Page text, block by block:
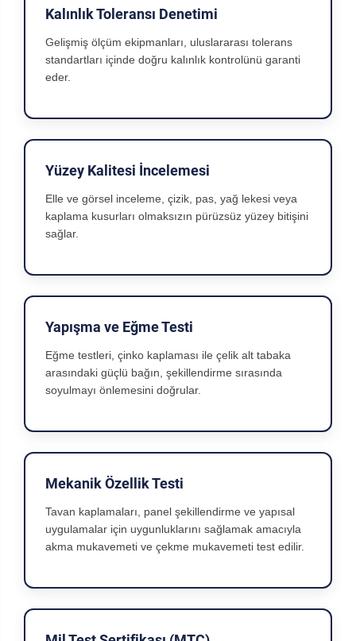
Kalınlık Toleransı Denetimi
Gelişmiş ölçüm ekipmanları, uluslararası tolerans
standartları içinde doğru kalınlık kontrolünü garanti
eder.
Yüzey Kalitesi İncelemesi
Elle ve görsel inceleme, çizik, pas, yağ lekesi veya
kaplama kusurları olmaksızın pürüzsüz yüzey bitişini
sağlar.
Yapışma ve Eğme Testi
Eğme testleri, çinko kaplaması ile çelik alt tabaka
arasındaki güçlü bağın, şekillendirme sırasında
soyulmayı önlemesini doğrular.
Mekanik Özellik Testi
Tavan kaplamaları, panel şekillendirme ve yapısal
uygulamalar için uygunluklarını sağlamak amacıyla
akma mukavemeti ve çekme mukavemeti test edilir.